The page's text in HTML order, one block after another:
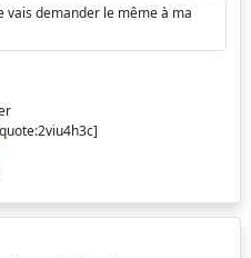
vais demander le même à ma